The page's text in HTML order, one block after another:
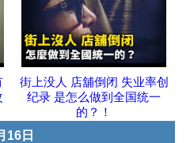
街上没人 店舖倒闭 失业率创
纪录 是怎么做到全国统一
的？！
16日